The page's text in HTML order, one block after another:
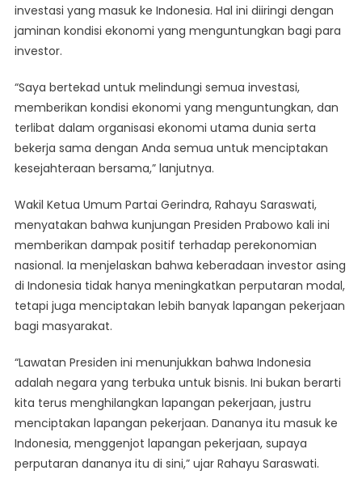
investasi yang masuk ke Indonesia. Hal ini diiringi dengan
jaminan kondisi ekonomi yang menguntungkan bagi para
investor.
“Saya bertekad untuk melindungi semua investasi,
memberikan kondisi ekonomi yang menguntungkan, dan
terlibat dalam organisasi ekonomi utama dunia serta
bekerja sama dengan Anda semua untuk menciptakan
kesejahteraan bersama,” lanjutnya.
Wakil Ketua Umum Partai Gerindra, Rahayu Saraswati,
menyatakan bahwa kunjungan Presiden Prabowo kali ini
memberikan dampak positif terhadap perekonomian
nasional. Ia menjelaskan bahwa keberadaan investor asing
di Indonesia tidak hanya meningkatkan perputaran modal,
tetapi juga menciptakan lebih banyak lapangan pekerjaan
bagi masyarakat.
“Lawatan Presiden ini menunjukkan bahwa Indonesia
adalah negara yang terbuka untuk bisnis. Ini bukan berarti
kita terus menghilangkan lapangan pekerjaan, justru
menciptakan lapangan pekerjaan. Dananya itu masuk ke
Indonesia, menggenjot lapangan pekerjaan, supaya
perputaran dananya itu di sini,” ujar Rahayu Saraswati.